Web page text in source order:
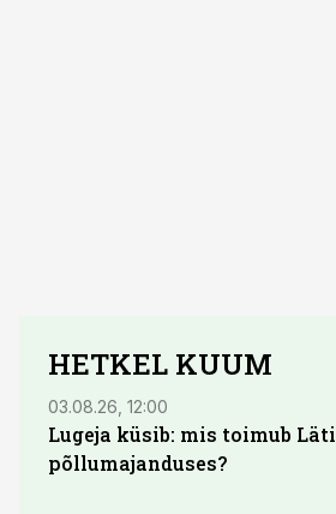
HETKEL KUUM
03.08.26, 12:00
Lugeja küsib: mis toimub Läti
põllumajanduses?